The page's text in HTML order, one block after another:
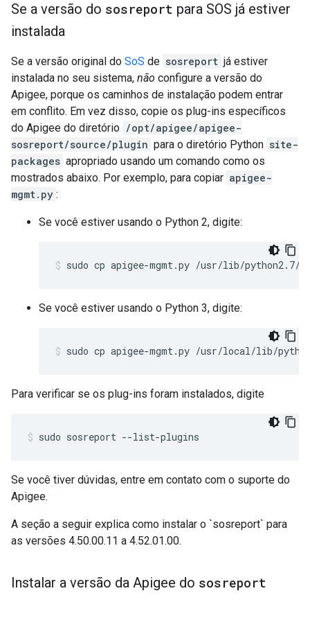
Se a versão do sosreport para SOS já estiver
instalada
Se a versão original do SoS de sosreport já estiver
instalada no seu sistema, não configure a versão do
Apigee, porque os caminhos de instalação podem entrar
em conflito. Em vez disso, copie os plug-ins específicos
do Apigee do diretório /opt/apigee/apigee-
sosreport/source/plugin para o diretório Python site-
packages apropriado usando um comando como os
mostrados abaixo. Por exemplo, para copiar apigee-
mgmt.py :
Se você estiver usando o Python 2, digite:
sudo cp apigee-mgmt.py /usr/lib/python2.7/
Se você estiver usando o Python 3, digite:
sudo cp apigee-mgmt.py /usr/local/lib/
Para verificar se os plug-ins foram instalados, digite
sudo sosreport --list-plugins
Se você tiver dúvidas, entre em contato com o suporte do
Apigee.
A seção a seguir explica como instalar o `sosreport` para
as versões 4.50.00.11 a 4.52.01.00.
Instalar a versão da Apigee do sosreport